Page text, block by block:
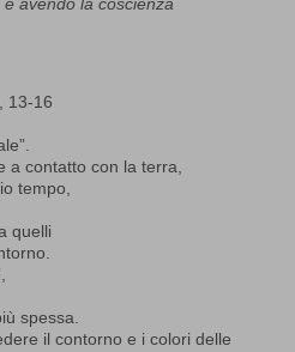
13-16
a contatto con la terra,
tempo,
quelli
spessa.
il contorno e i colori delle